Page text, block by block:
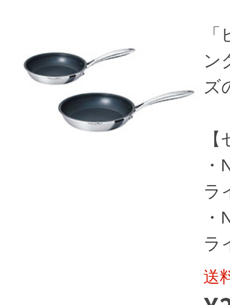
ン
ズ
ラ
ラ
送